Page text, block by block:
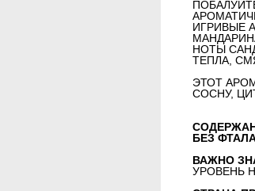
ИГРИВЫЕ
НОТЫ
ТЕПЛА,
ЭТОТ
СОСНУ,
БЕЗ
ВАЖНО
УРОВЕНЬ